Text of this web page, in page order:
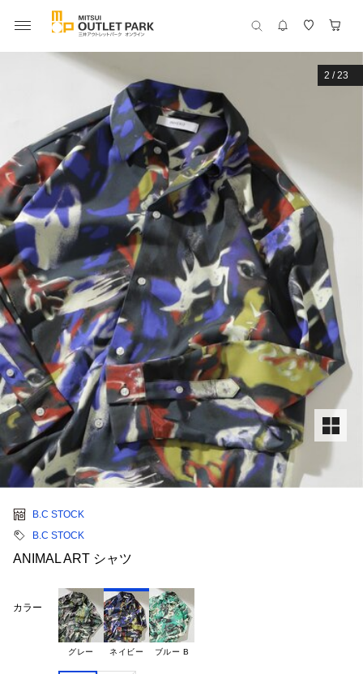
2 /23
B.C STOCK
B.C STOCK
ANIMAL ART シャツ
カラー
グレー ネイビー ブルー B